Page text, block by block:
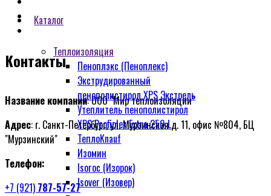
Каталог
Теплоизоляция
Пеноплэкс (Пеноплекс)
Экструдированный
пенополистирол XPS Экстрель
Утеплитель пенополистирол
XPS Profiplex Extra 250 L
ТеплоKnauf
Изомин
Isoroc (Изорок)
Isover (Изовер)
Контакты
Название компании: ООО "Мир теплоизоляции"
Адрес: г. Санкт-Петербург, ул. Мурзинская д. 11, офис №804, БЦ
"Мурзинский"
Телефон:
+7 (921) 787-57-27